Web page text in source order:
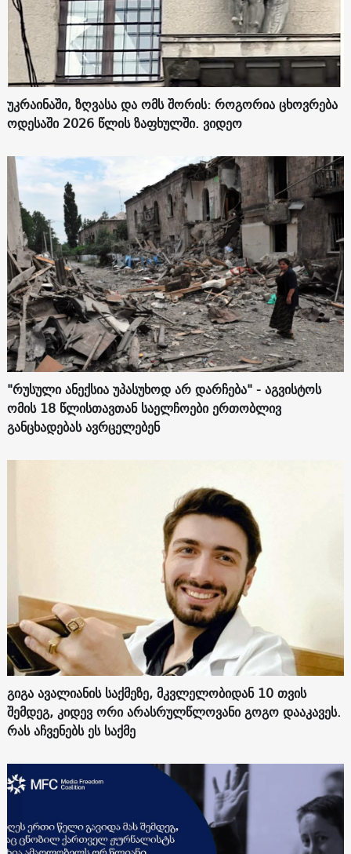
უკრაინაში, ზღვასა და ომს შორის: როგორია ცხოვრება
ოდესაში 2026 წლის ზაფხულში. ვიდეო
"რუსული ანექსია უპასუხოდ არ დარჩება" - აგვისტოს
ომის 18 წლისთავთან საელჩოები ერთობლივ
განცხადებას ავრცელებენ
გიგა ავალიანის საქმეზე, მკვლელობიდან 10 თვის
შემდეგ, კიდევ ორი არასრულწლოვანი გოგო დააკავეს.
რას აჩვენებს ეს საქმე